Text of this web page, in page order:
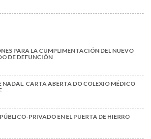
PARA LA CUMPLIMENTACIÓN DEL NUEVO
DE DEFUNCIÓN
NADAL. CARTA ABERTA DO COLEXIO MÉDICO
PRIVADO EN EL PUERTA DE HIERRO